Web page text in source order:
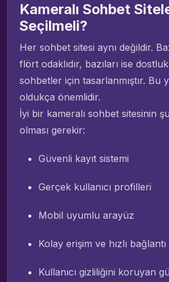
Kameralı Sohbet
Seçilmeli?
Her sohbet sitesi aynı değildir.
flört odaklıdır, bazıları ise
sohbetler için tasarlanmıştır. Bu
oldukça önemlidir.
İyi bir kameralı sohbet sitesinin
olması gerekir:
Güvenli kayıt sistemi
Gerçek kullanıcı profilleri
Mobil uyumlu arayüz
Kolay erişim ve hızlı bağlantı
Kullanıcı gizliliğini koruyan